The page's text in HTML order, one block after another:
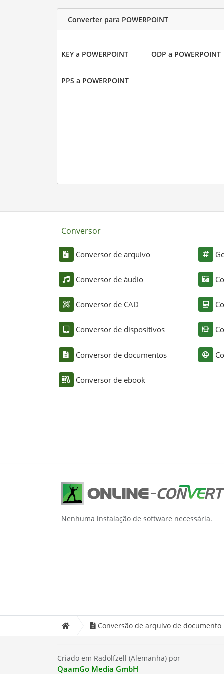
Converter para POWERPOINT
KEY a POWERPOINT ODP a POWERPOINT
PPS a POWERPOINT
Conversor
Conversor de arquivo
Conversor de áudio
Conversor de CAD
Conversor de dispositivos
Conversor de documentos
Conversor de ebook
Nenhuma instalação de software necessária.
Conversão de arquivo de documento
Criado em Radolfzell (Alemanha) por
QaamGo Media GmbH